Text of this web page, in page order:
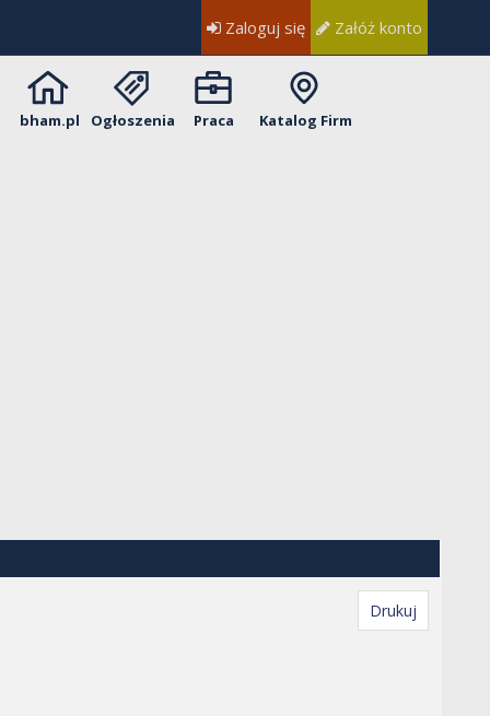
Zaloguj się Załóż konto
bham.pl Ogłoszenia Praca Katalog Firm
Drukuj